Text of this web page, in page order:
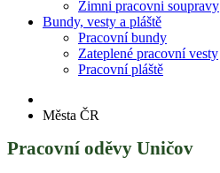
Zimni pracovni soupravy
Bundy, vesty a pláště
Pracovní bundy
Zateplené pracovní vesty
Pracovní pláště
Města ČR
Pracovní oděvy Uničov